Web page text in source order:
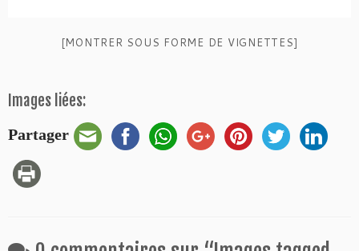
[MONTRER SOUS FORME DE VIGNETTES]
Images liées:
Partager